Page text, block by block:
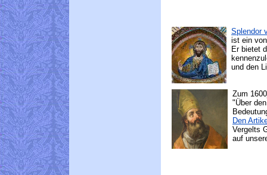
Splendor
ist ein
Er bietet
und den
Zum
"Über
Den
Vergelts
auf